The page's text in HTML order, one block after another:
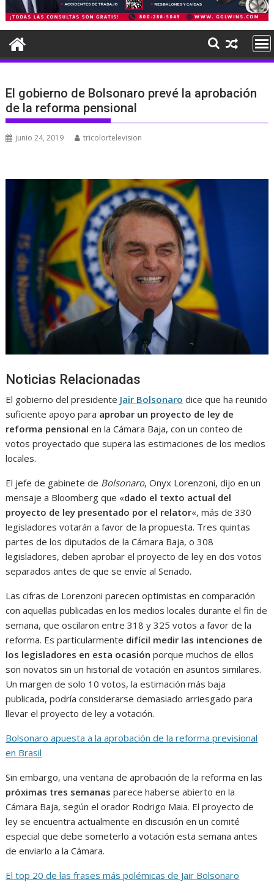
El gobierno de Bolsonaro prevé la aprobación
de la reforma pensional
junio 24, 2019 tricolortelevision
Noticias Relacionadas
El gobierno del presidente Jair Bolsonaro dice que ha reunido
suficiente apoyo para aprobar un proyecto de ley de
reforma pensional en la Cámara Baja, con un conteo de
votos proyectado que supera las estimaciones de los medios
locales.
El jefe de gabinete de Bolsonaro, Onyx Lorenzoni, dijo en un
mensaje a Bloomberg que «dado el texto actual del
proyecto de ley presentado por el relator«, más de 330
legisladores votarán a favor de la propuesta. Tres quintas
partes de los diputados de la Cámara Baja, o 308
legisladores, deben aprobar el proyecto de ley en dos votos
separados antes de que se envíe al Senado.
Las cifras de Lorenzoni parecen optimistas en comparación
con aquellas publicadas en los medios locales durante el fin de
semana, que oscilaron entre 318 y 325 votos a favor de la
reforma. Es particularmente difícil medir las intenciones de
los legisladores en esta ocasión porque muchos de ellos
son novatos sin un historial de votación en asuntos similares.
Un margen de solo 10 votos, la estimación más baja
publicada, podría considerarse demasiado arriesgado para
llevar el proyecto de ley a votación.
Bolsonaro apuesta a la aprobación de la reforma previsional
en Brasil
Sin embargo, una ventana de aprobación de la reforma en las
próximas tres semanas parece haberse abierto en la
Cámara Baja, según el orador Rodrigo Maia. El proyecto de
ley se encuentra actualmente en discusión en un comité
especial que debe someterlo a votación esta semana antes
de enviarlo a la Cámara.
El top 20 de las frases más polémicas de Jair Bolsonaro